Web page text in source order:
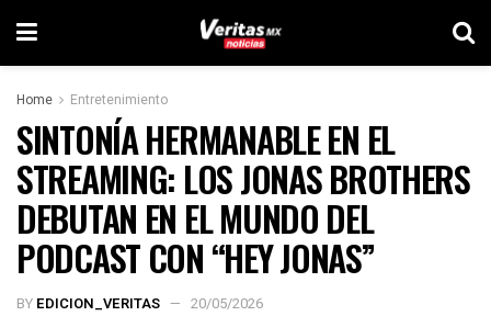
Home Entretenimiento
SINTONÍA HERMANABLE EN EL
STREAMING: LOS JONAS BROTHERS
DEBUTAN EN EL MUNDO DEL
PODCAST CON “HEY JONAS”
BY EDICION_VERITAS 20/05/2026